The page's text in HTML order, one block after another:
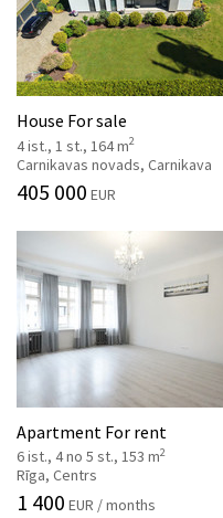
House For sale
4 ist., 1 st., 164 m2
Carnikavas novads, Carnikava
405 000 EUR
Apartment For rent
6 ist., 4 no 5 st., 153 m2
Rīga, Centrs
1 400 EUR / months